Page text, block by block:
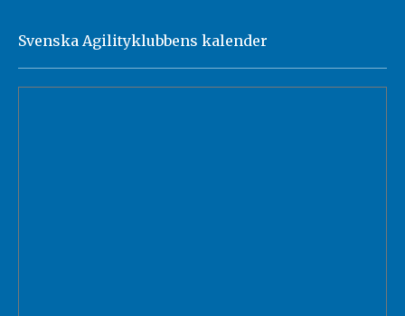
Svenska Agilityklubbens kalender